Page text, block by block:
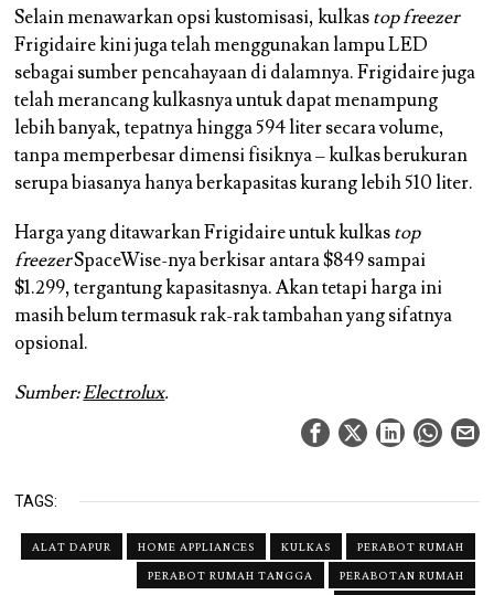
Selain menawarkan opsi kustomisasi, kulkastop freezer
Frigidaire kini juga telah menggunakan lampu LED
sebagai sumber pencahayaan di dalamnya. Frigidaire juga
telah merancang kulkasnya untuk dapat menampung
lebih banyak, tepatnya hingga 594 liter secara volume,
tanpa memperbesar dimensi fisiknya – kulkas berukuran
serupa biasanya hanya berkapasitas kurang lebih 510 liter.
Harga yang ditawarkan Frigidaire untuk kulkastop
freezerSpaceWise-nya berkisar antara $849 sampai
$1.299, tergantung kapasitasnya. Akan tetapi harga ini
masih belum termasuk rak-rak tambahan yang sifatnya
opsional.
Sumber:Electrolux.
TAGS:
ALAT DAPUR HOME APPLIANCES KULKAS
PERABOT RUMAH
PERABOT RUMAH TANGGA
PERABOTAN RUMAH